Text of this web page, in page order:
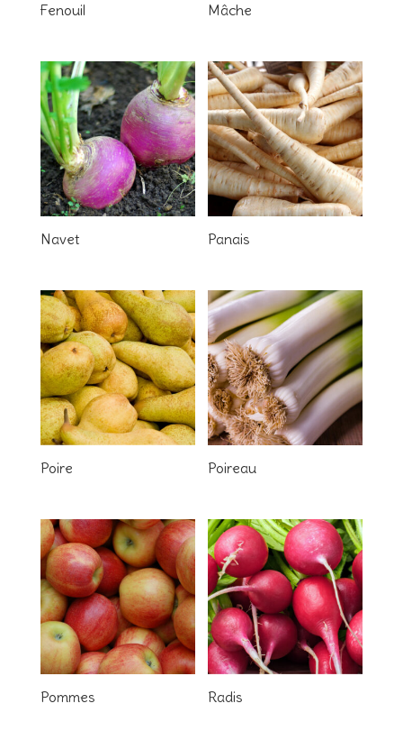
Fenouil Mâche
Navet Panais
Poire Poireau
Pommes Radis